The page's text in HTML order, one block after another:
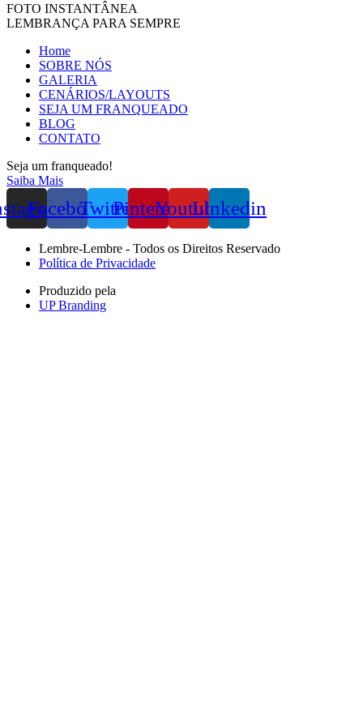
FOTO INSTANTÂNEA
LEMBRANÇA PARA SEMPRE
Home
SOBRE NÓS
GALERIA
CENÁRIOS/LAYOUTS
SEJA UM FRANQUEADO
BLOG
CONTATO
Seja um franqueado!
Saiba Mais
FacebookTwitterPinterestYoutubeLinkedin
Lembre-Lembre - Todos os Direitos Reservado
Política de Privacidade
Produzido pela
UP Branding